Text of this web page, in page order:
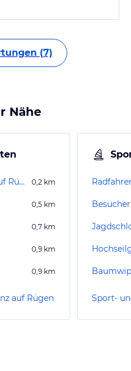
(7)
Nähe
Strandpromenade Binz auf Rügen 0,2 km
0,5 km
0,7 km
0,9 km
0,9 km
auf Rügen